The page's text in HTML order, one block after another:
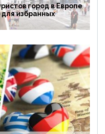
город в Европе
избранных